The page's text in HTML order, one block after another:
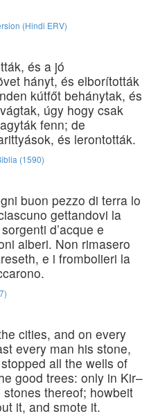
(Hindi ERV)
és a jó
hányt, és elborították
kútfőt behánytak, és
úgy hogy csak
fenn; de
és lerontották.
(1590)
buon pezzo di terra lo
gettandovi la
d’acque e
alberi. Non rimasero
e i frombolieri la
cities, and on every
every man his stone,
all the wells of
good trees: only in Kir–
thereof; howbeit
it, and smote it.